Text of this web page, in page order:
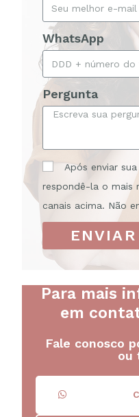
WhatsApp
Pergunta
Após enviar
respondê-la o mais
canais acima. Não
Para mais
em
Fale conosco
ou